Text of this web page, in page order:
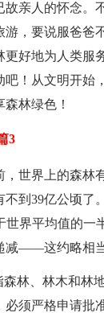
故亲人的怀念。
游，要说服爸爸
更好地为人类服
吧！从文明开始
林绿色！
3
，世界上的森林
不到39亿公顷了
世界平均值的
减——这约略相
森林、林木和林
须严格申请批